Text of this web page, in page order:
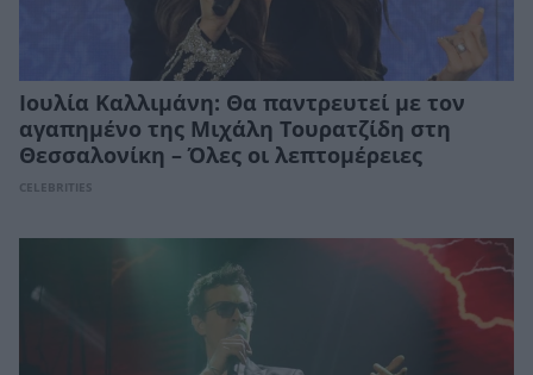
Ιουλία Καλλιμάνη: Θα παντρευτεί με τον
αγαπημένο της Μιχάλη Τουρατζίδη στη
Θεσσαλονίκη – Όλες οι λεπτομέρειες
CELEBRITIES